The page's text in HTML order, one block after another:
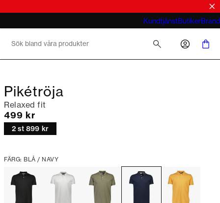
KundtjänstButikerBrand
Vad menar du med business casual för
Pikétröja
Relaxed fit
Nuvarande pris
499 kr
2 st 899 kr
FÄRG: BLÅ / NAVY